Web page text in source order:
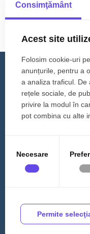
Nu s-au
Contact
PHT IMOBILIARE
Adresa:Strada Sub
Social:
S 09:00-14:00
Consimţământ
Acest site
Folosim cookie-uri
anunțurile, pentru a
a analiza traficul. De
rețele sociale, de
privire la modul în
pot combina cu alte
Necesare
Permite